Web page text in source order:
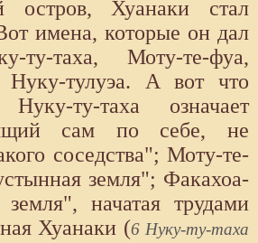
остров, Хуанаки стал
имена, которые он дал
ту-таха, Моту-те-фуа,
Нуку-тулуэа. А вот что
ту-таха означает
сам по себе, не
соседства"; Моту-те-
земля"; Факахоа-
начатая трудами
Хуанаки (6 Нуку-ту-таха